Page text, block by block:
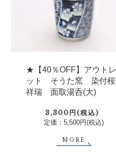
★【40％OFF】アウトレ
ット そうた窯 染付桜
祥瑞 面取湯呑(大)
3,300円(税込)
定価：5,500円(税込)
MORE